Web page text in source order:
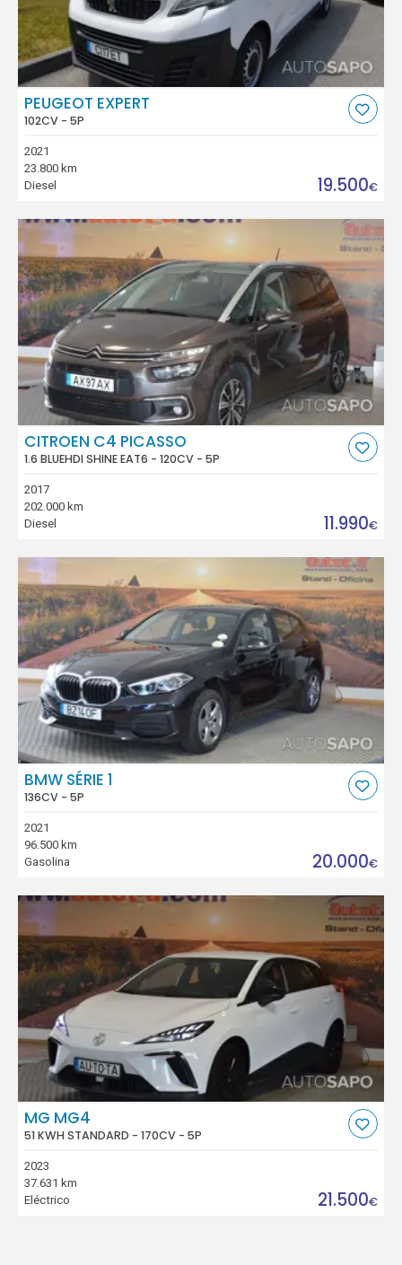
PEUGEOT EXPERT
102CV - 5P
2021
23.800 km
Diesel
19.500€
CITROEN C4 PICASSO
1.6 BLUEHDI SHINE EAT6 - 120CV - 5P
2017
202.000 km
Diesel
11.990€
BMW SÉRIE 1
136CV - 5P
2021
96.500 km
Gasolina
20.000€
MG MG4
51 KWH STANDARD - 170CV - 5P
2023
37.631 km
Eléctrico
21.500€